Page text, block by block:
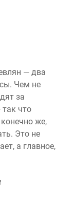
— два
Чем не
за
так что
же,
Это не
а главное,